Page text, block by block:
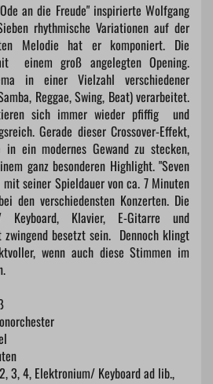
an die Freude" inspirierte Wolfgang
rhythmische Variationen auf der
Melodie hat er komponiert. Die
einem groß angelegten Opening.
in einer Vielzahl verschiedener
Reggae, Swing, Beat) verarbeitet.
sich immer wieder pfiffig und
Gerade dieser Crossover-Effekt,
ein modernes Gewand zu stecken,
ganz besonderen Highlight. "Seven
seiner Spieldauer von ca. 7 Minuten
den verschiedensten Konzerten. Die
Keyboard, Klavier, E-Gitarre und
zwingend besetzt sein. Dennoch klingt
wenn auch diese Stimmen im
3, 4, Elektronium/ Keyboard ad lib.,